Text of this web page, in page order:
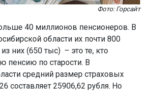
Фото: Горсайт
40 миллионов пенсионеров. В
области их почти 800
них (650 тыс) – это те, кто
пенсию по старости. В
средний размер страховых
составляет 25906,62 рубля. Но